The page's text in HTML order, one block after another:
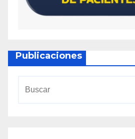
Publicaciones